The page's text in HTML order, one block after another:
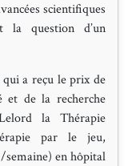
scientifiques
la question d’un
a reçu le prix de
et de la recherche
la Thérapie
par le jeu,
semaine) en hôpital